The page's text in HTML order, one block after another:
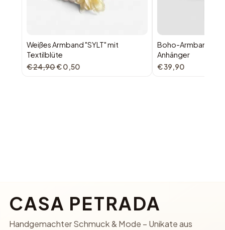
Weißes Armband "SYLT" mit
Textilblüte
€ 24,90€ 0,50
Boho-Armband
Anhänger
€ 39,90
CASA PETRADA
Handgemachter Schmuck & Mode – Unikate aus